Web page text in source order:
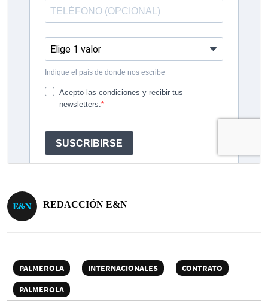
REDACCIÓN E&N
PALMEROLA INTERNACIONALES
CONTRATO
PALMEROLA